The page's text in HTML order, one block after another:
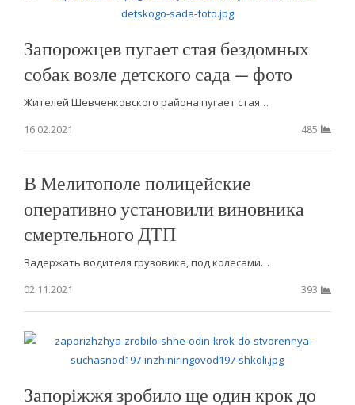
Запорожцев пугает стая бездомных
собак возле детского сада — фото
Жителей Шевченковского района пугает стая…
16.02.2021
485
В Мелитополе полицейские
оперативно установили виновника
смертельного ДТП
Задержать водителя грузовика, под колесами…
02.11.2021
393
Запоріжжя зробило ще один крок до